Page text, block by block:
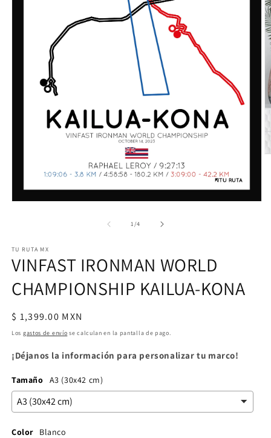
1/de
4
TU RUTA MX
VINFAST IRONMAN WORLD
CHAMPIONSHIP KAILUA-KONA
Precio
habitual
$ 1,399.00 MXN
Los gastos de envío se calculan en la pantalla de pago.
¡Déjanos la información para personalizar tu marco!
Tamaño A3 (30x42 cm)
Color Blanco